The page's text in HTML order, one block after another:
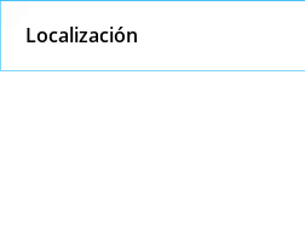
Localización